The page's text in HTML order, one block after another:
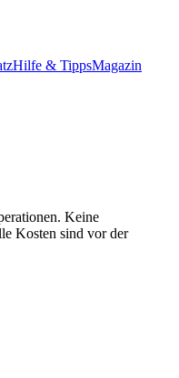
Hilfe & TippsMagazin
Keine
Kosten sind vor der